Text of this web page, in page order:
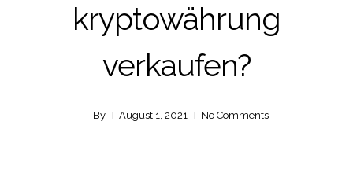
kryptowährung
verkaufen?
By August 1, 2021 No Comments